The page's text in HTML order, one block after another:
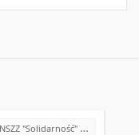
NSZZ "Solidarność" w Państwowym Gospodarstwie Ogrodniczym w Piekoszowie